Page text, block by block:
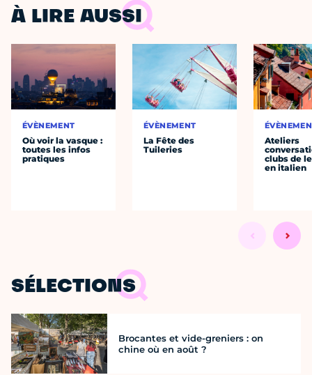
À LIRE AUSSI
ÉVÈNEMENT
Où voir la vasque :
toutes les infos
pratiques
ÉVÈNEMENT
La Fête des
Tuileries
Ateliers
clubs de
en italien
SÉLECTIONS
Brocantes et vide-greniers : on
chine où en août ?